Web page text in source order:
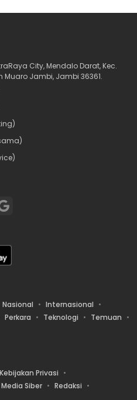
City, Mendalo Darat, Kec.
Muaro Jambi, Jambi 36361.
Nasional
Internasional
Perkara Teknologi
Temuan
Kebijakan Privasi
Siber
Redaksi